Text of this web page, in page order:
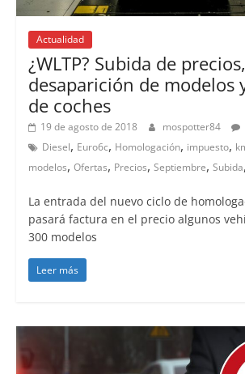
Actualidad
¿WLTP? Subida de precios,
desaparición de modelos
de coches
19 de agosto de 2018 mospotter84
Diesel, Euro6c, Homologación, impuesto,
modelos, Ofertas, Precios, Septiembre, Subida,
La entrada del nuevo ciclo de
pasará factura en el precio algunos
300 modelos
Leer más